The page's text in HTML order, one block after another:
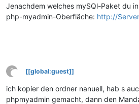
Jenachdem welches mySQl-Paket du
php-myadmin-Oberfläche: http://
?
This user is from outside of this forum
[[global:guest]]
ich kopier den ordner nanuell, hab s
phpmyadmin gemacht, dann den